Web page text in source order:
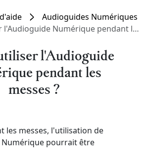
Audioguides Numériques
Numérique pendant les messes ?
l'Audioguide
pendant les
messes ?
les messes, l'utilisation de
pourrait être